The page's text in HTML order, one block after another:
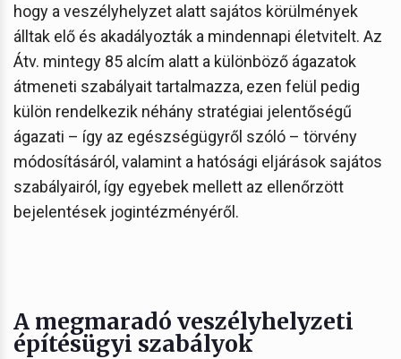
hogy a veszélyhelyzet alatt sajátos körülmények
álltak elő és akadályozták a mindennapi életvitelt. Az
Átv. mintegy 85 alcím alatt a különböző ágazatok
átmeneti szabályait tartalmazza, ezen felül pedig
külön rendelkezik néhány stratégiai jelentőségű
ágazati – így az egészségügyről szóló – törvény
módosításáról, valamint a hatósági eljárások sajátos
szabályairól, így egyebek mellett az ellenőrzött
bejelentések jogintézményéről.
A megmaradó veszélyhelyzeti
építésügyi szabályok